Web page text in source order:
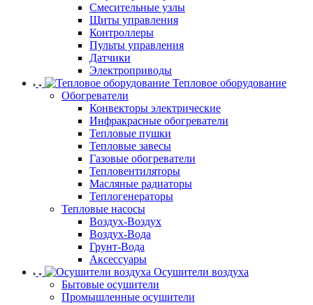
Смесительные узлы
Щиты управления
Контроллеры
Пульты управления
Датчики
Электроприводы
Тепловое оборудование
Обогреватели
Конвекторы электрические
Инфракрасные обогреватели
Тепловые пушки
Тепловые завесы
Газовые обогреватели
Тепловентиляторы
Масляные радиаторы
Теплогенераторы
Тепловые насосы
Воздух-Воздух
Воздух-Вода
Грунт-Вода
Аксессуары
Осушители воздуха
Бытовые осушители
Промышленные осушители